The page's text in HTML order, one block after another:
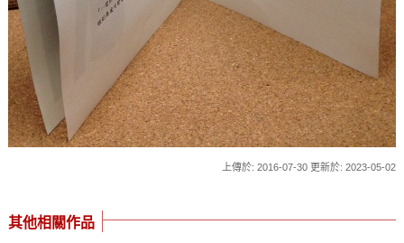
上傳於: 2016-07-30 更新於: 2023-05-02
其他相關作品